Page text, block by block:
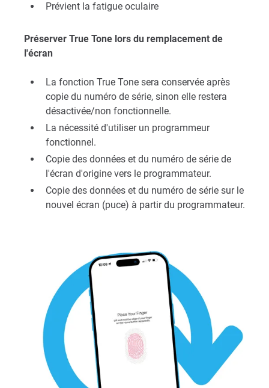
Prévient la fatigue oculaire
Préserver True Tone lors du remplacement de
l'écran
La fonction True Tone sera conservée après
copie du numéro de série, sinon elle restera
désactivée/non fonctionnelle.
La nécessité d'utiliser un programmeur
fonctionnel.
Copie des données et du numéro de série de
l'écran d'origine vers le programmateur.
Copie des données et du numéro de série sur le
nouvel écran (puce) à partir du programmateur.